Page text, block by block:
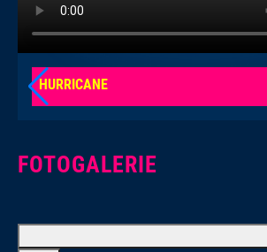
HURRICANE
FOTOGALERIE